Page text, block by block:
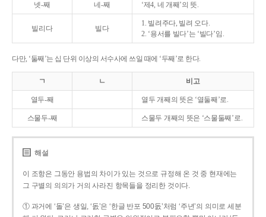
넷-째 네-째 ‘제4, 네 개째’의 뜻.
빌리다 빌다
1. 빌려주다, 빌려 오다.
2. ‘용서를 빌다’는 ‘빌다’임.
다만, ‘둘째’는 십 단위 이상의 서수사에 쓰일 때에 ‘두째’로 한다.
ㄱ ㄴ 비고
열두-째 열두 개째의 뜻은 ‘열둘째’로.
스물두-째 스물두 개째의 뜻은 ‘스물둘째’로.
해설
이 조항은 그동안 용법의 차이가 있는 것으로 규정해 온 것 중 현재에는
그 구별의 의의가 거의 사라진 항목들을 정리한 것이다.
① 과거에 ‘돌’은 생일, ‘돐’은 ‘한글 반포 500돐’처럼 ‘주년’의 의미로 세분